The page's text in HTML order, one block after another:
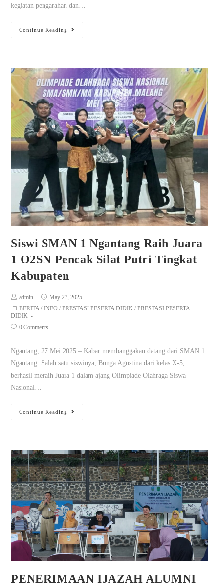
kegiatan pengarahan dan…
Continue Reading
Siswi SMAN 1 Ngantang Raih Juara
1 O2SN Pencak Silat Putri Tingkat
Kabupaten
admin
May 27, 2025
BERITA / INFO / PRESTASI PESERTA DIDIK / PRESTASI PESERTA
DIDIK
0 Comments
Ngantang, 27 Mei 2025 – Kabar membanggakan datang dari SMAN 1
Ngantang. Salah satu siswinya, Bunga Agustina dari kelas X-5,
berhasil meraih Juara 1 dalam ajang Olimpiade Olahraga Siswa
Nasional…
Continue Reading
PENERIMAAN IJAZAH ALUMNI